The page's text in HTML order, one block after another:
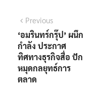
แนะแนว
เรื่อง
PreviousPrevious
post:
‘อมรินทร์กรุ๊ป’ ผนึก
กำลัง ประกาศ
ทิศทางธุรกิจสื่อ ปัก
หมุดกลยุทธ์การ
ตลาด